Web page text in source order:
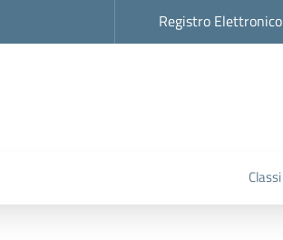
Registro Elettronico
Classi